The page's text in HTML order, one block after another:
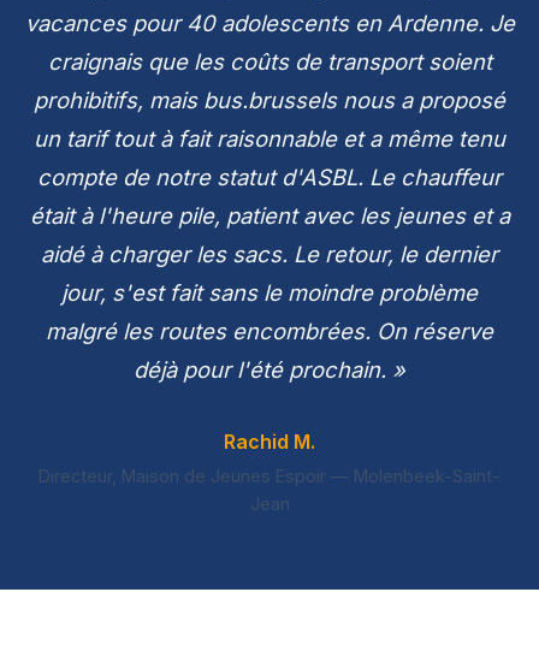
vacances pour 40 adolescents en Ardenne. Je
craignais que les coûts de transport soient
prohibitifs, mais bus.brussels nous a proposé
un tarif tout à fait raisonnable et a même tenu
compte de notre statut d'ASBL. Le chauffeur
était à l'heure pile, patient avec les jeunes et a
aidé à charger les sacs. Le retour, le dernier
jour, s'est fait sans le moindre problème
malgré les routes encombrées. On réserve
déjà pour l'été prochain. »
Rachid M.
Directeur, Maison de Jeunes Espoir — Molenbeek-Saint-
Jean